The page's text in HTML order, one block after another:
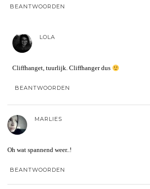
BEANTWOORDEN
LOLA
Cliffhanget, tuurlijk. Cliffhanger dus
BEANTWOORDEN
MARLIES
Oh wat spannend weer..!
BEANTWOORDEN